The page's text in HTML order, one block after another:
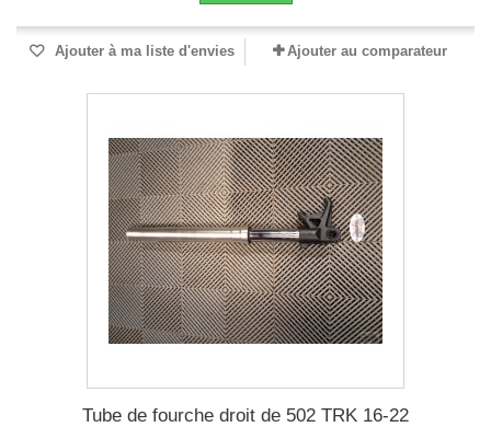
Ajouter à ma liste d'envies Ajouter au comparateur
Tube de fourche droit de 502 TRK 16-22